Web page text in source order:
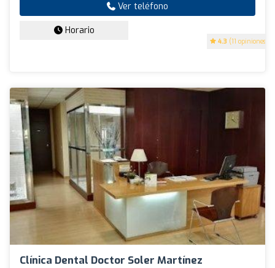
4.3 (11 opiniones)
Ver teléfono
Horario
Clínica Dental Doctor Soler Martínez